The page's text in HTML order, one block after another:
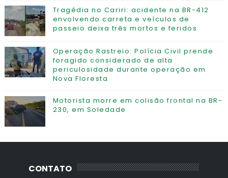
Tragédia no Cariri: acidente na BR-412
envolvendo carreta e veículos de
passeio deixa três mortos e feridos
Operação Rastreio: Polícia Civil prende
foragido considerado de alta
periculosidade durante operação em
Nova Floresta
Motorista morre em colisão frontal na BR-
230, em Soledade
CONTATO